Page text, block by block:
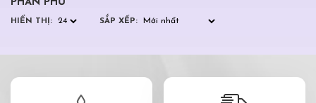
PHẤN PHỦ
HIỂN THỊ: SẮP XẾP: